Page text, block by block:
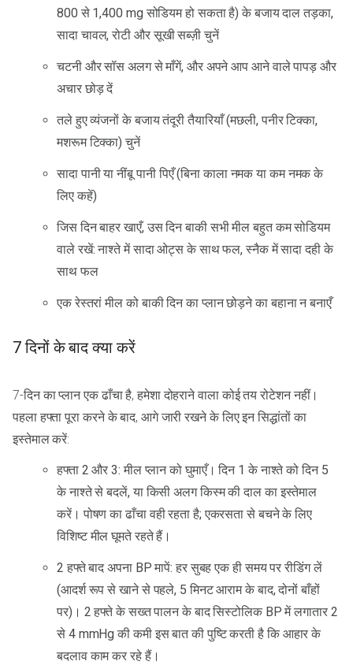
800 से 1,400 mg सोडियम हो सकता है) के बजाय दाल तड़का,
सादा चावल, रोटी और सूखी सब्ज़ी चुनें
चटनी और सॉस अलग से माँगें, और अपने आप आने वाले पापड़ और
अचार छोड़ दें
तले हुए व्यंजनों के बजाय तंदूरी तैयारियाँ (मछली, पनीर टिक्का,
मशरूम टिक्का) चुनें
सादा पानी या नींबू पानी पिएँ (बिना काला नमक या कम नमक के
लिए कहें)
जिस दिन बाहर खाएँ, उस दिन बाकी सभी मील बहुत कम सोडियम
वाले रखें: नाश्ते में सादा ओट्स के साथ फल, स्नैक में सादा दही के
साथ फल
एक रेस्तरां मील को बाकी दिन का प्लान छोड़ने का बहाना न बनाएँ
7 दिनों के बाद क्या करें
7-दिन का प्लान एक ढाँचा है, हमेशा दोहराने वाला कोई तय रोटेशन नहीं।
पहला हफ्ता पूरा करने के बाद, आगे जारी रखने के लिए इन सिद्धांतों का
इस्तेमाल करें:
हफ्ता 2 और 3: मील प्लान को घुमाएँ। दिन 1 के नाश्ते को दिन 5
के नाश्ते से बदलें, या किसी अलग किस्म की दाल का इस्तेमाल
करें। पोषण का ढाँचा वही रहता है; एकरसता से बचने के लिए
विशिष्ट मील घूमते रहते हैं।
2 हफ्ते बाद अपना BP मापें: हर सुबह एक ही समय पर रीडिंग लें
(आदर्श रूप से खाने से पहले, 5 मिनट आराम के बाद, दोनों बाँहों
पर)। 2 हफ्ते के सख्त पालन के बाद सिस्टोलिक BP में लगातार 2
से 4 mmHg की कमी इस बात की पुष्टि करती है कि आहार के
बदलाव काम कर रहे हैं।